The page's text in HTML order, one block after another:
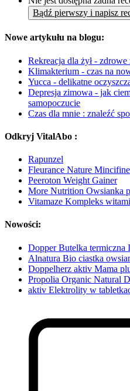
Bądź pierwszy i napisz
Nowe artykułu na blogu:
Rekreacja dla żył -
Klimakterium - czas na
Yucca - delikatne
Depresja zimowa - jak
samopoczucie
Czas dla mnie : znaleźć
Odkryj VitalAbo :
Rapunzel
Fleurance Nature
Peeroton Weight Gainer
More Nutrition Owsianka
Vitamaze Kompleks
Nowości:
Dopper Butelka termiczna
Alnatura Bio ciastka
Doppelherz aktiv Mama
Propolia Organic Natural
aktiv Elektrolity w